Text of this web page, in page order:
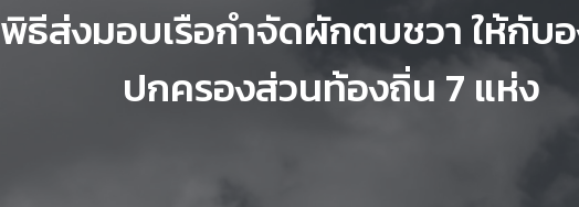
พิธีส่งมอบเรือกำจัดผักตบชวา ให้กับ
ปกครองส่วนท้องถิ่น 7 แห่ง